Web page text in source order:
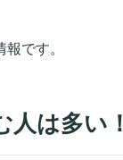
です。
は多い！